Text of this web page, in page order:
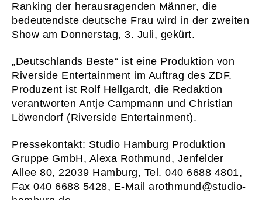
Ranking der herausragenden Männer, die
bedeutendste deutsche Frau wird in der zweiten
Show am Donnerstag, 3. Juli, gekürt.
„Deutschlands Beste“ ist eine Produktion von
Riverside Entertainment im Auftrag des ZDF.
Produzent ist Rolf Hellgardt, die Redaktion
verantworten Antje Campmann und Christian
Löwendorf (Riverside Entertainment).
Pressekontakt: Studio Hamburg Produktion
Gruppe GmbH, Alexa Rothmund, Jenfelder
Allee 80, 22039 Hamburg, Tel. 040 6688 4801,
Fax 040 6688 5428, E-Mail arothmund@studio-
01 START
03
04
05
Newsletter
Hinweise zum